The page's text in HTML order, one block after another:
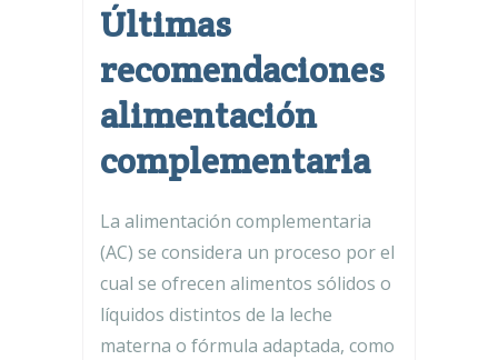
Últimas
recomendaciones
alimentación
complementaria
La alimentación complementaria
(AC) se considera un proceso por el
cual se ofrecen alimentos sólidos o
líquidos distintos de la leche
materna o fórmula adaptada, como